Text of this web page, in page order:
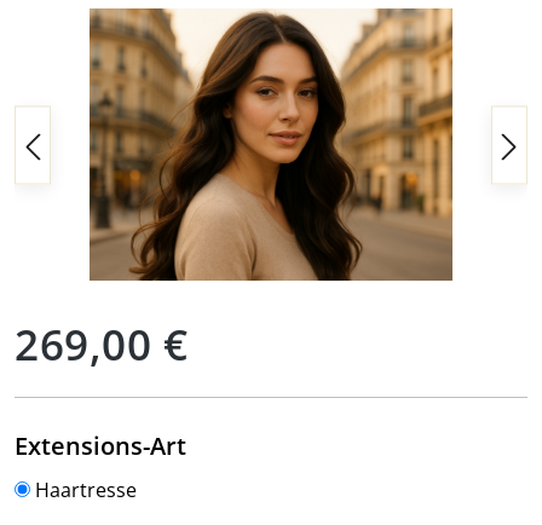
Bildergalerie überspringen
269,00 €
Extensions-Artauswählen
Haartresse